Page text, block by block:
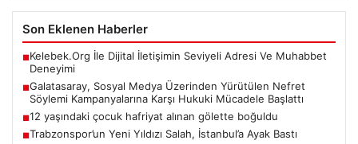
Son Eklenen Haberler
■Kelebek.Org İle Dijital İletişimin Seviyeli Adresi Ve Muhabbet
Deneyimi
■Galatasaray, Sosyal Medya Üzerinden Yürütülen Nefret
Söylemi Kampanyalarına Karşı Hukuki Mücadele Başlattı
■12 yaşındaki çocuk hafriyat alınan gölette boğuldu
■Trabzonspor’un Yeni Yıldızı Salah, İstanbul’a Ayak Bastı